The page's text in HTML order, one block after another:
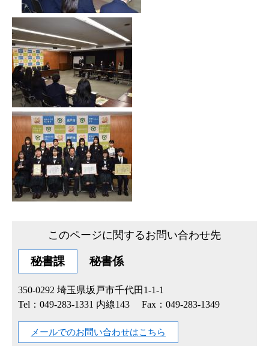
このページに関するお問い合わせ先
秘書課 秘書係
350-0292 埼玉県坂戸市千代田1-1-1
Tel：049-283-1331 内線143
Fax：049-283-1349
メールでのお問い合わせはこちら